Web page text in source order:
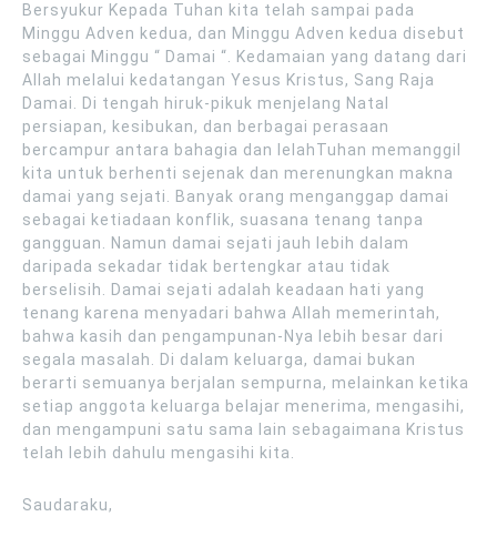
Bersyukur Kepada Tuhan kita telah sampai pada
Minggu Adven kedua, dan Minggu Adven kedua disebut
sebagai Minggu “ Damai “. Kedamaian yang datang dari
Allah melalui kedatangan Yesus Kristus, Sang Raja
Damai. Di tengah hiruk-pikuk menjelang Natal
persiapan, kesibukan, dan berbagai perasaan
bercampur antara bahagia dan lelahTuhan memanggil
kita untuk berhenti sejenak dan merenungkan makna
damai yang sejati. Banyak orang menganggap damai
sebagai ketiadaan konflik, suasana tenang tanpa
gangguan. Namun damai sejati jauh lebih dalam
daripada sekadar tidak bertengkar atau tidak
berselisih. Damai sejati adalah keadaan hati yang
tenang karena menyadari bahwa Allah memerintah,
bahwa kasih dan pengampunan-Nya lebih besar dari
segala masalah. Di dalam keluarga, damai bukan
berarti semuanya berjalan sempurna, melainkan ketika
setiap anggota keluarga belajar menerima, mengasihi,
dan mengampuni satu sama lain sebagaimana Kristus
telah lebih dahulu mengasihi kita.
Saudaraku,